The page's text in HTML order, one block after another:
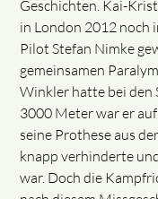
Geschichten. Kai-
in London 2012 noch
Pilot Stefan Nimke
gemeinsamen
Winkler hatte bei den
3000 Meter war er
seine Prothese aus
knapp verhinderte
war. Doch die